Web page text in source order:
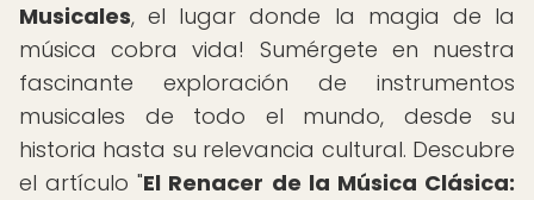
Musicales, el lugar donde la magia de la
música cobra vida! Sumérgete en nuestra
fascinante exploración de instrumentos
musicales de todo el mundo, desde su
historia hasta su relevancia cultural. Descubre
el artículo "El Renacer de la Música Clásica: